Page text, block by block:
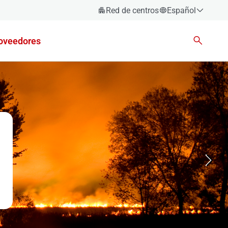
Red de centros
Español
Euskara
Valencià
English